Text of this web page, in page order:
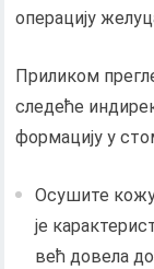
операцију
Приликом
следеће
формацију у
Осушите
је
већ довела